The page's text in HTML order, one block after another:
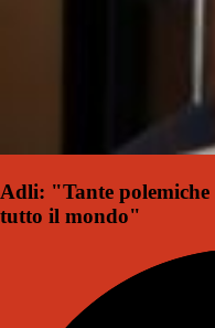
Adli: "Tante
tutto il mondo"